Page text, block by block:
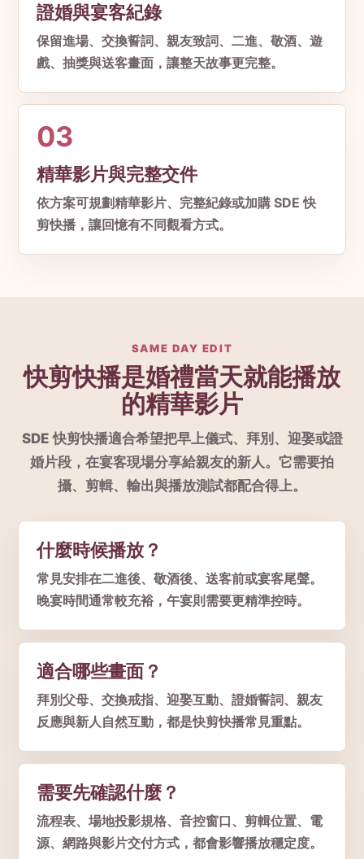
證婚與宴客紀錄
保留進場、交換誓詞、親友致詞、二進、敬酒、遊
戲、抽獎與送客畫面，讓整天故事更完整。
03
精華影片與完整交件
依方案可規劃精華影片、完整紀錄或加購 SDE 快
剪快播，讓回憶有不同觀看方式。
SAME DAY EDIT
快剪快播是婚禮當天就能播放
的精華影片
SDE 快剪快播適合希望把早上儀式、拜別、迎娶或證
婚片段，在宴客現場分享給親友的新人。它需要拍
攝、剪輯、輸出與播放測試都配合得上。
什麼時候播放？
常見安排在二進後、敬酒後、送客前或宴客尾聲。
晚宴時間通常較充裕，午宴則需要更精準控時。
適合哪些畫面？
拜別父母、交換戒指、迎娶互動、證婚誓詞、親友
反應與新人自然互動，都是快剪快播常見重點。
需要先確認什麼？
流程表、場地投影規格、音控窗口、剪輯位置、電
源、網路與影片交付方式，都會影響播放穩定度。